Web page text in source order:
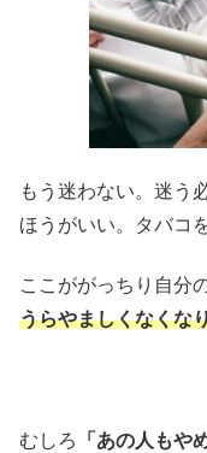
もう迷わない。迷う
ほうがいい。タバコ
ここががっちり自分
うらやましくなくな
むしろ
「あの人もや